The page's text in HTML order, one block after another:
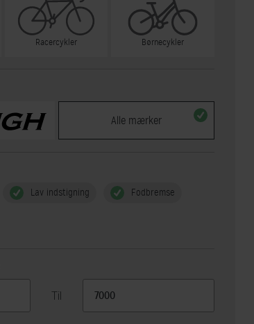
Racercykler Børnecykler
Alle mærker
Lav indstigning Fodbremse
Til